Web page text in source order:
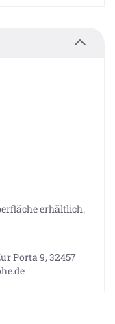
erhältlich.
Porta 9, 32457